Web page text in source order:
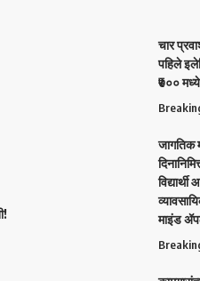
चार
पहिले
₹७००
जागतिक
माइंड